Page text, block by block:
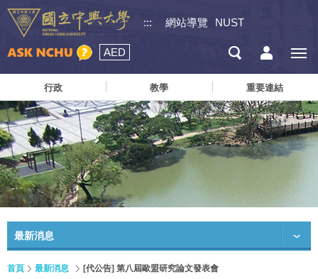
::: 網站導覽 NUST
AED
行政 教學 重要連結
最新消息
首頁 最新消息 [代公告] 第八屆歐盟研究論文發表會